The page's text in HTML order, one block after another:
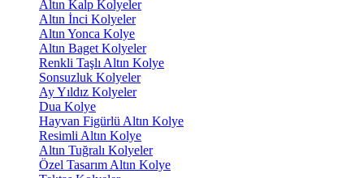
Altın Kalp Kolyeler
Altın İnci Kolyeler
Altın Yonca Kolye
Altın Baget Kolyeler
Renkli Taşlı Altın Kolye
Sonsuzluk Kolyeler
Ay Yıldız Kolyeler
Dua Kolye
Hayvan Figürlü Altın Kolye
Resimli Altın Kolye
Altın Tuğralı Kolyeler
Özel Tasarım Altın Kolye